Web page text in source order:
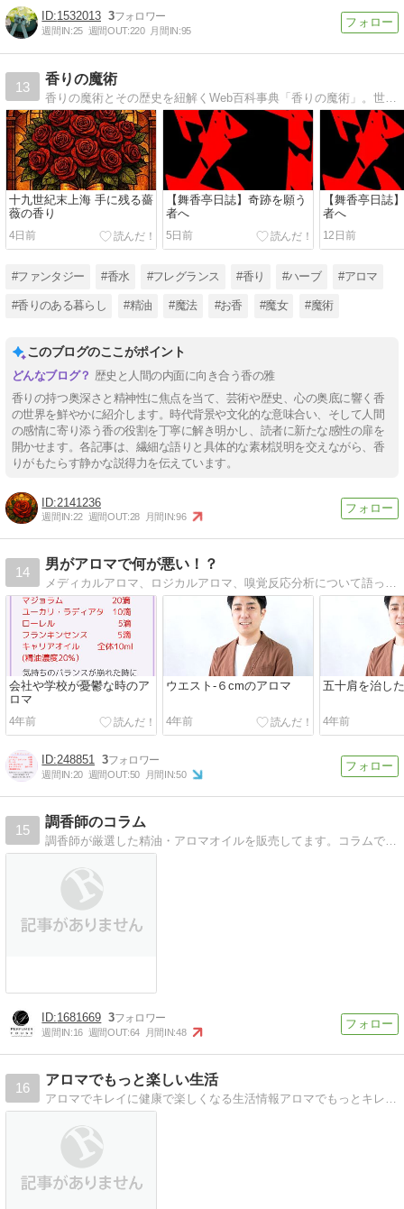
1532013 3
週間IN:25 週間OUT:220 月間IN:95
13
香りの魔術
十九世紀末上海 手に残る薔
薇の香り
4日前
【舞香亭日誌】奇跡を願う
者へ
5日前
【舞香亭日誌
者へ
12日前
#ファンタジー #香水 #フレグランス #香り #ハーブ #アロマ
#香りのある暮らし #精油 #魔法 #お香 #魔女 #魔術
このブログのここがポイント
歴史と人間の内面に向き合う香の雅
香りの持つ奥深さと精神性に焦点を当て、芸術や歴史、心の奥底に響く香
の世界を鮮やかに紹介します。時代背景や文化的な意味合い、そして人間
の感情に寄り添う香の役割を丁寧に解き明かし、読者に新たな感性の扉を
開かせます。各記事は、繊細な語りと具体的な素材説明を交えながら、香
りがもたらす静かな説得力を伝えています。
2141236
週間IN:22 週間OUT:28 月間IN:96
14
男がアロマで何が悪い！？
メディカルアロマ、ロジカルアロマ、嗅覚反応分析について語ってます
会社や学校が憂鬱な時のア
ロマ
4年前
ウエスト-６cmのアロマ
4年前
五十肩を治し
4年前
248851 3
週間IN:20 週間OUT:50 月間IN:50
15
調香師のコラム
調香師が厳選した精油・アロマオイルを販売してます。コラムで精油や香りの情報を発信します。
1681669 3
週間IN:16 週間OUT:64 月間IN:48
16
アロマでもっと楽しい生活
アロマでキレイに健康で楽しくなる生活情報アロマでもっとキレイに健康で、楽しく豊かになる生活情報マガジン